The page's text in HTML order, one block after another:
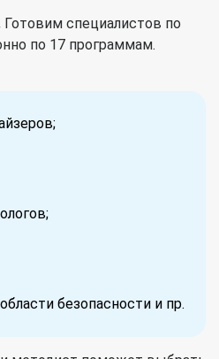
Готовим специалистов по
по 17 программам.
безопасности и пр.